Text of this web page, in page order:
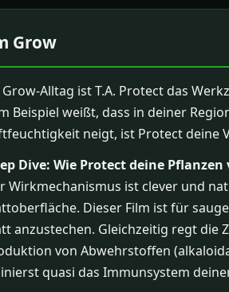
Grow
Alltag ist T.A. Protect das
Beispiel weißt, dass in deiner
neigt, ist Protect deine
Dive: Wie Protect deine
Wirkmechanismus ist clever und
Dieser Film ist für
anzustechen. Gleichzeitig regt die
von Abwehrstoffen
quasi das Immunsystem